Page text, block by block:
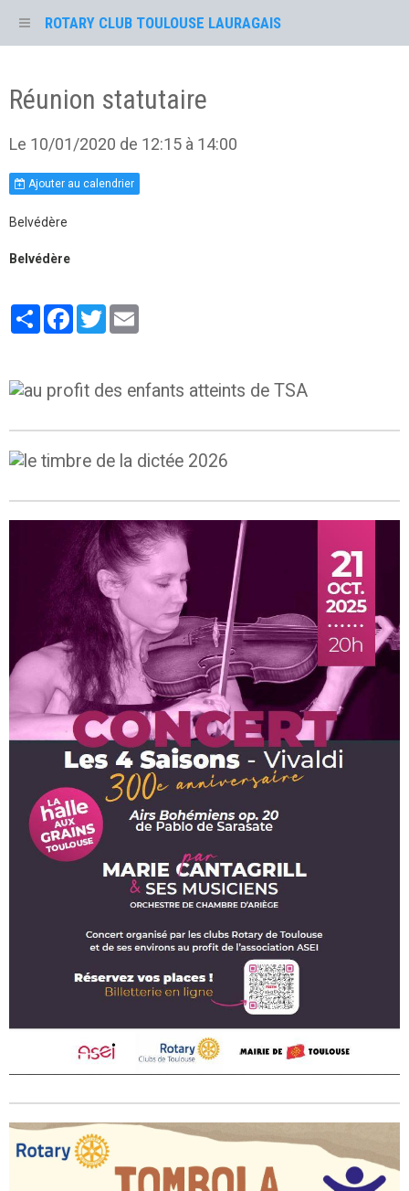
ROTARY CLUB TOULOUSE LAURAGAIS
Réunion statutaire
Le 10/01/2020 de 12:15 à 14:00
Ajouter au calendrier
Belvédère
Belvédère
PartagerFacebook
Twitter